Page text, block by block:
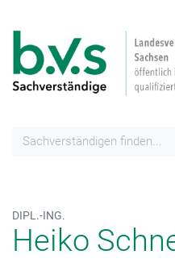
DIPL.-ING.
Heiko